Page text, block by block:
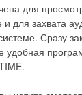
для
для захвата
Сразу
удобная